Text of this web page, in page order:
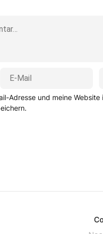
Adresse und meine